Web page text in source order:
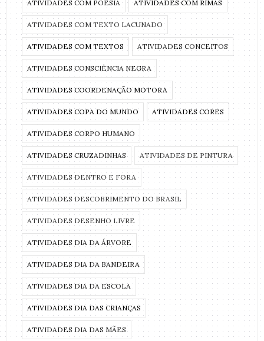
ATIVIDADES COM POESIA ATIVIDADES COM RIMAS
ATIVIDADES COM TEXTO LACUNADO
ATIVIDADES COM TEXTOS ATIVIDADES CONCEITOS
ATIVIDADES CONSCIÊNCIA NEGRA
ATIVIDADES COORDENAÇÃO MOTORA
ATIVIDADES COPA DO MUNDO ATIVIDADES CORES
ATIVIDADES CORPO HUMANO
ATIVIDADES CRUZADINHAS ATIVIDADES DE PINTURA
ATIVIDADES DENTRO E FORA
ATIVIDADES DESCOBRIMENTO DO BRASIL
ATIVIDADES DESENHO LIVRE
ATIVIDADES DIA DA ÁRVORE
ATIVIDADES DIA DA BANDEIRA
ATIVIDADES DIA DA ESCOLA
ATIVIDADES DIA DAS CRIANÇAS
ATIVIDADES DIA DAS MÃES